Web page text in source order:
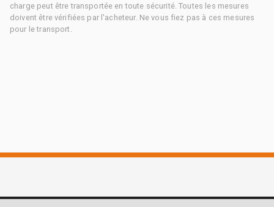
charge peut être transportée en toute sécurité. Toutes les mesures
doivent être vérifiées par l'acheteur. Ne vous fiez pas à ces mesures
pour le transport.